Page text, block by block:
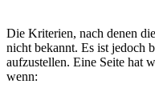
Die Kriterien, nach denen
nicht bekannt. Es ist jedoch
aufzustellen. Eine Seite hat
wenn: